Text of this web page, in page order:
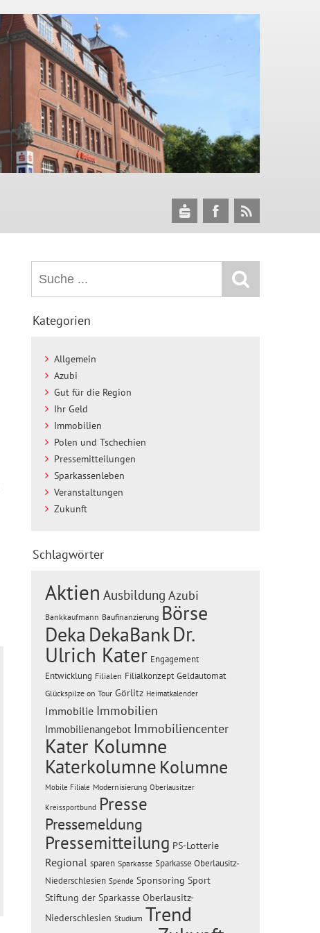
Kategorien
Allgemein
Azubi
Gut für die Region
Ihr Geld
Immobilien
Polen und Tschechien
Pressemitteilungen
Sparkassenleben
Veranstaltungen
Zukunft
Schlagwörter
Aktien Ausbildung Azubi
Bankkaufmann Baufinanzierung Börse
Deka DekaBankDr.
Ulrich Kater Engagement
Entwicklung Filialen Filialkonzept Geldautomat
Glückspilze on Tour Görlitz Heimatkalender
Immobilie Immobilien
Immobilienangebot Immobiliencenter
Kater Kolumne
Katerkolumne Kolumne
Mobile Filiale Modernisierung Oberlausitzer
Kreissportbund Presse
Pressemeldung
Pressemitteilung PS-Lotterie
Regional sparen Sparkasse Sparkasse Oberlausitz-
Niederschlesien Spende Sponsoring Sport
Stiftung der Sparkasse Oberlausitz-
Niederschlesien Studium Trend